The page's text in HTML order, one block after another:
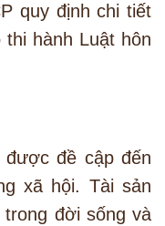
quy định chi tiết
hành Luật hôn
đề cập đến
xã hội. Tài sản
đời sống và